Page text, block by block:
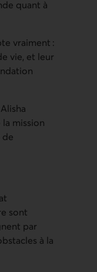
quant à
vraiment :
vie, et leur
mission
de
sont
par
à la